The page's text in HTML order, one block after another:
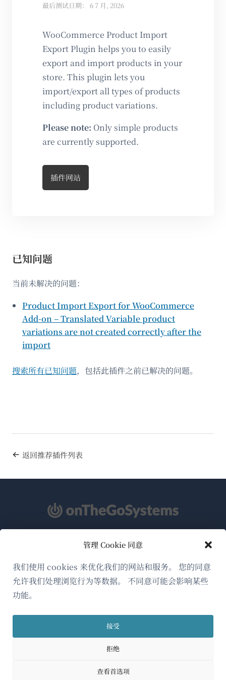
管理 Cookie 同意
我们使用 cookies 来优化我们的网站和服务。 您的同意
允许我们处理浏览行为等数据。 不同意可能会影响某些
功能。
接受
拒绝
查看首选项
最后测试日期： 6 7 月, 2026
WooCommerce Product Import
Export Plugin helps you to easily
export and import products in your
store. This plugin lets you
import/export all types of products
including product variations.
Please note: Only simple products
are currently supported.
插件网站
已知问题
当前未解决的问题：
Product Import Export for WooCommerce
Add-on – Translated Variable product
variations are not created correctly after the
import
搜索所有已知问题，包括此插件之前已解决的问题。
返回推荐插件列表
OnTheGoSystems Limited
简体中文
关于WPML
GDPR与隐私政策
加入我们的团队（在
中
新
口
打
新
窗
口
中
打
新
口